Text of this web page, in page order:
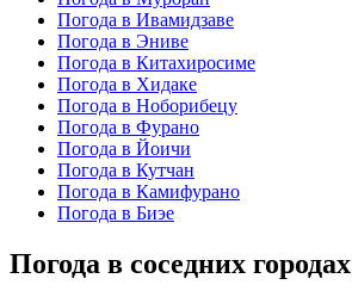
Погода в Ивамидзаве
Погода в Эниве
Погода в Китахиросиме
Погода в Хидаке
Погода в Ноборибецу
Погода в Фурано
Погода в Йоичи
Погода в Кутчан
Погода в Камифурано
Погода в Биэе
Погода в соседних городах